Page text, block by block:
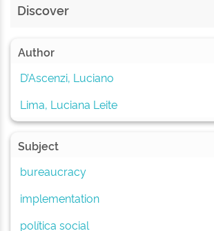
Discover
Author
D’Ascenzi, Luciano
Lima, Luciana Leite
Subject
bureaucracy
implementation
política social